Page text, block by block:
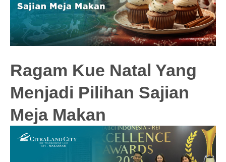
Ragam Kue Natal Yang
Menjadi Pilihan Sajian
Meja Makan